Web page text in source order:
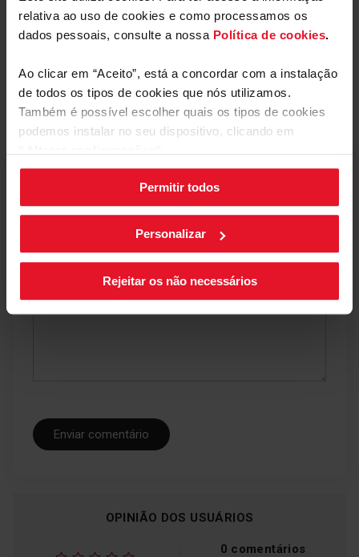
relativa ao uso de cookies e como processamos os
dados pessoais, consulte a nossa Política de cookies.
Ao clicar em “Aceito”, está a concordar com a instalação
de todos os tipos de cookies que nós utilizamos.
Também é possível escolher quais os tipos de cookies
podemos instalar no seu dispositivo, clicando em
As suas configurações de cookies podem ser alteradas a
qualquer momento, clicando no botão preto posicionado
no canto inferior direito do ecrã.
Permitir todos
Personalizar
Rejeitar os não necessários
Ficha de produto
Descarregar
Manual do utilizador
Manual do utilizador
Descarregar
arquivo
Mostrar mais
Comentários
Enviar comentário
OPINIÃO DOS USUÁRIOS
0 comentários